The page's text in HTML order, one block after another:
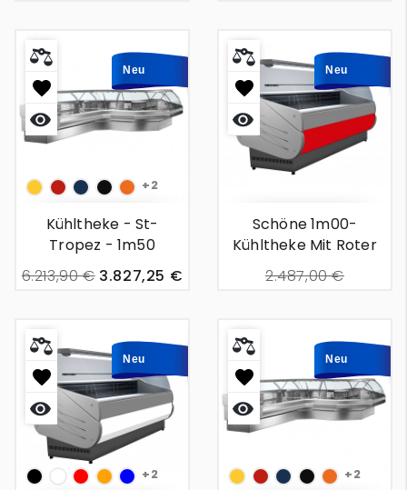
Neu
1018 3020501390052008+2
Kühltheke - St-
Tropez - 1m50
6.213,90 € 3.827,25 €
Neu
Schöne 1m00-
Kühltheke Mit Roter
Frontplatte,
Zwischengeschoss
2.487,00 €
Neu
Np WhiteCouleur
couleur
blau+2
Neu
1018 3020501390052008+2